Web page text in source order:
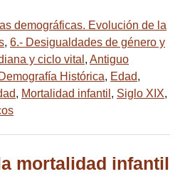
demográficas. Evolución de la
, 6.- Desigualdades de género y
y ciclo vital , Antiguo
Demografía Histórica, Edad,
, Mortalidad infantil , Siglo XIX,
mortalidad infantil